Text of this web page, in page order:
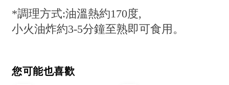
*調理方式:油溫熱約170度,
小火油炸約3-5分鐘至熟即可食用。
您可能也喜歡